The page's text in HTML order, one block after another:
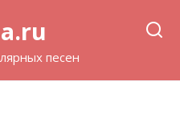
песен